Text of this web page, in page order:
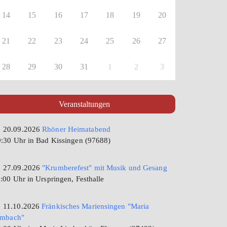
14 15 16 17 18 19 20
21 22 23 24 25 26 27
28 29 30 31 1 2 3
Veranstaltungen
20.09.2026Rhöner Heimatabend
Uhr in Bad Kissingen (97688)
27.09.2026 "Krumberefest" mit Musik und Gesang
Uhr in Urspringen, Festhalle
11.10.2026Fränkisches Mariensingen "Maria